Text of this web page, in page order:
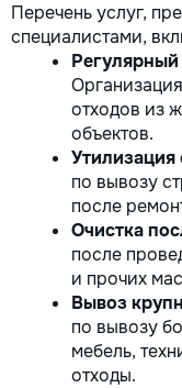
Перечень услуг,
специалистами,
отходов из
объектов.
Утилизация
по вывозу
после
Очистка
после
и прочих
Вывоз
по вывозу
мебель,
отходы.